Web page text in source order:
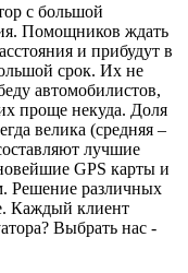
с большой
Помощников ждать
и прибудут в
срок. Их не
автомобилистов,
проще некуда. Доля
велика (средняя –
лучшие
GPS карты и
Решение различных
Каждый клиент
Выбрать нас -